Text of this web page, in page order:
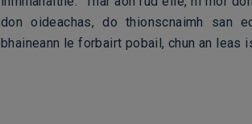
don oideachas, do thionscnaimh san
bhaineann le forbairt pobail, chun an leas